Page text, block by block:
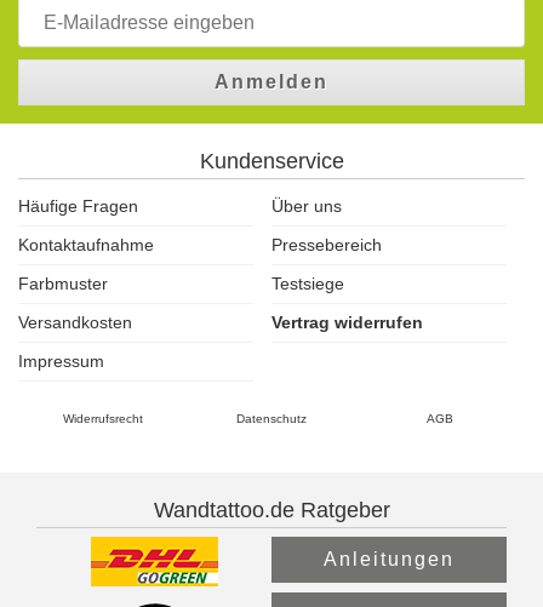
Anmelden
Kundenservice
Häufige Fragen
Über uns
Kontaktaufnahme
Pressebereich
Farbmuster
Testsiege
Versandkosten
Vertrag widerrufen
Impressum
Widerrufsrecht Datenschutz AGB
Wandtattoo.de Ratgeber
Anleitungen